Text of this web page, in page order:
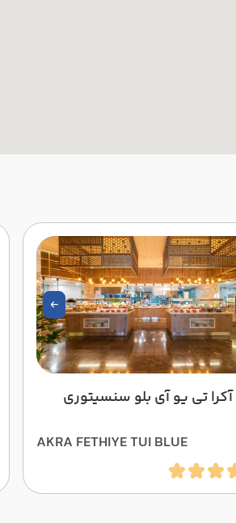
تی یو آی بلو سنسیتوری
AKRA FETHIYE TUI BLUE